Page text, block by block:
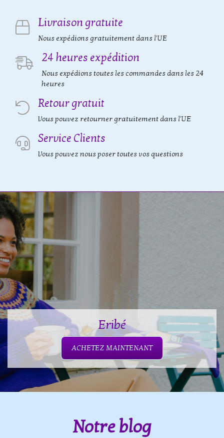
Livraison gratuite
Nous expédions gratuitement dans l'UE
24 heures expédition
Nous expédions toutes les commandes dans les 24
heures
Retour gratuit
Vous pouvez retourner gratuitement dans l'UE
Service Clients
Vous pouvez nous poser toutes vos questions
Eribé
ACHETEZ MAINTENANT
Notre blog